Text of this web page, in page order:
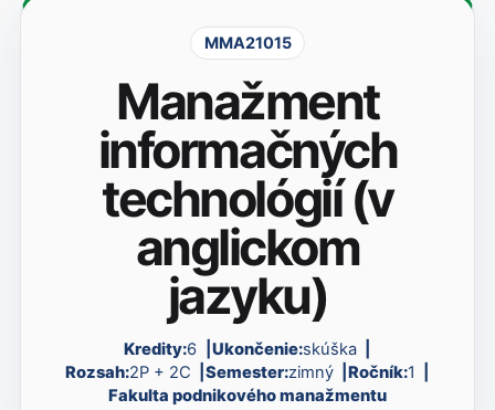
MMA21015
Manažment
informačných
technológií (v
anglickom
jazyku)
Kredity:6 Ukončenie:skúška
Rozsah:2P + 2C Semester:zimný Ročník:1
Fakulta podnikového manažmentu